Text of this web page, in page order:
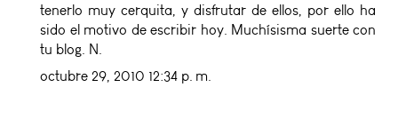
tenerlo muy cerquita, y disfrutar de ellos, por ello ha
sido el motivo de escribir hoy. Muchísisma suerte con
tu blog. N.
octubre 29, 2010 12:34 p. m.